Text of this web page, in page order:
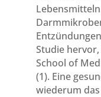
Studie
School of
(1). Eine
wiederum